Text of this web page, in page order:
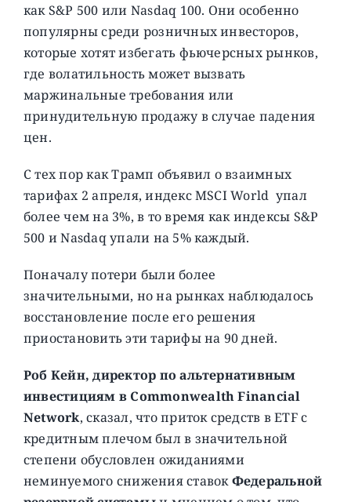
как S&P 500 или Nasdaq 100. Они особенно
популярны среди розничных инвесторов,
которые хотят избегать фьючерсных рынков,
где волатильность может вызвать
маржинальные требования или
принудительную продажу в случае падения
цен.
С тех пор как Трамп объявил о взаимных
тарифах 2 апреля, индекс MSCI World упал
более чем на 3%, в то время как индексы S&P
500 и Nasdaq упали на 5% каждый.
Поначалу потери были более
значительными, но на рынках наблюдалось
восстановление после его решения
приостановить эти тарифы на 90 дней.
Роб Кейн, директор по альтернативным
инвестициям в Commonwealth Financial
Network, сказал, что приток средств в ETF с
кредитным плечом был в значительной
степени обусловлен ожиданиями
неминуемого снижения ставокФедеральной